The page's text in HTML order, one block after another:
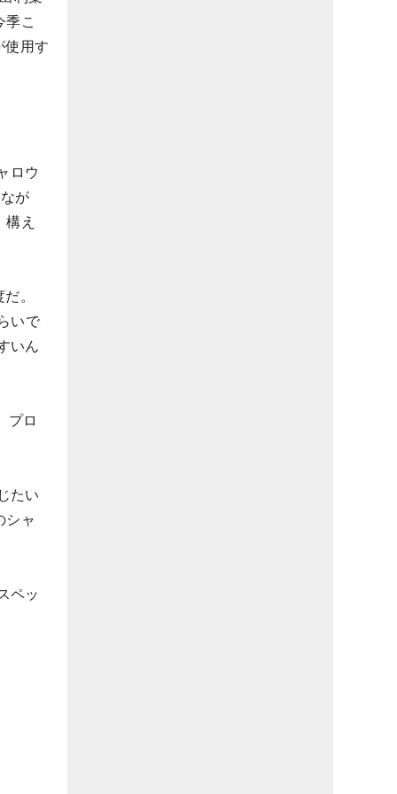
季こ
使用す
ロウ
が
え
。
いで
いん
プロ
たい
シャ
ペッ